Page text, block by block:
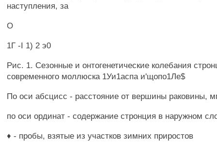
наступления, за
О
1Г -I 1) 2 э0
Рис. 1. Сезонные и онтогенетические колебания
современного моллюска 1Уи1аспа и'щопо1Ле$
По оси абсцисс - расстояние от вершины раковины,
по оси ординат - содержание стронция в наружном
♦ - пробы, взятые из участков зимних приростов